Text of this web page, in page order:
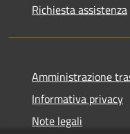
Richiesta assistenza
Amministrazione
Informativa privacy
Note legali